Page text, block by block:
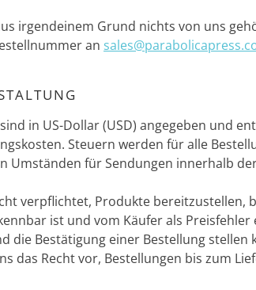
irgendeinem Grund nichts von uns
an
in US-Dollar (USD) angegeben und
Steuern werden für alle
Umständen für Sendungen innerhalb
verpflichtet, Produkte bereitzustellen,
ist und vom Käufer als
die Bestätigung einer Bestellung
das Recht vor, Bestellungen bis zum